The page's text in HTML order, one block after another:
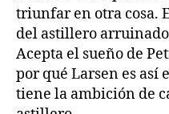
triunfar en otra cosa.
del astillero
Acepta el sueño de
por qué Larsen es así
tiene la ambición de